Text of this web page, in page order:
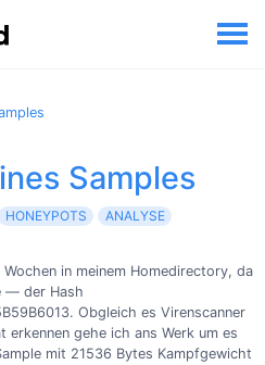
Samples
HONEYPOTS ANALYSE
in meinem Homedirectory, da
— der Hash
Obgleich es Virenscanner
erkennen gehe ich ans Werk um es
mit 21536 Bytes Kampfgewicht